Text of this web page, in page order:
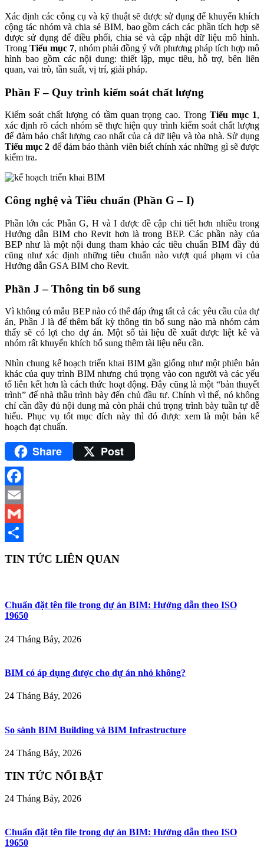
Xác định các công cụ và kỹ thuật sẽ được sử dụng để khuyến khích
cộng tác nhóm và chia sẻ BIM, bao gồm cách các phần tích hợp sẽ
được sử dụng để điều phối, chia sẻ và cập nhật dữ liệu mô hình.
Trong Tiểu mục 7, nhóm phải đồng ý với phương pháp tích hợp mô
hình bao gồm các nội dung: thiết lập, mục tiêu, hỗ trợ, bên liên
quan, vai trò, tần suất, vị trí, giải pháp.
Phần F – Quy trình kiểm soát chất lượng
Kiểm soát chất lượng có tầm quan trọng cao. TrongTiểu mục 1,
xác định rõ cách nhóm sẽ thực hiện quy trình kiểm soát chất lượng
để đảm bảo chất lượng cao nhất của cả dữ liệu và tòa nhà. Sử dụng
Tiểu mục 2 để đảm bảo thành viên biết chính xác những gì sẽ được
kiểm tra.
Công nghệ và Tiêu chuẩn (Phần G – I)
Phần lớn các Phần G, H và I được đề cập chi tiết hơn nhiều trong
Hướng dẫn BIM cho Revit hơn là trong BEP. Các phần này của
BEP như là một nội dung tham khảo các tiêu chuẩn BIM đầy đủ
cũng như xác định những tiêu chuẩn nào vượt quá phạm vi của
Hướng dẫn GSA BIM cho Revit.
Phần J – Thông tin bổ sung
Vì không có mẫu BEP nào có thể đáp ứng tất cả các yêu cầu của dự
án, Phần J là để thêm bất kỳ thông tin bổ sung nào mà nhóm cảm
thấy sẽ có lợi cho dự án. Một số tài liệu đề xuất được liệt kê và
nhóm rất khuyến khích bổ sung thêm tài liệu nếu cần.
Nhìn chung kế hoạch triển khai BIM gần giống như một phiên bản
khác của quy trình BIM nhưng chú trọng vào con người và các yếu
tố liên kết hơn là cách thức hoạt động. Đây cũng là một “bản thuyết
trình” để nhà thầu trình bày đến chủ đầu tư. Chính vì thế, nó không
chỉ cần đầy đủ nội dung mà còn phải chú trọng trình bày tuần tự dễ
hiểu. Phục vụ tốt mục đích này thì đó được xem là một bản kế
hoạch đạt chuẩn.
Share Post
Facebook
Email
Gmail
TIN TỨC LIÊN QUAN
Chuẩn đặt tên file trong dự án BIM: Hướng dẫn theo ISO
19650
24 Tháng Bảy, 2026
BIM có áp dụng được cho dự án nhỏ không?
24 Tháng Bảy, 2026
So sánh BIM Building và BIM Infrastructure
24 Tháng Bảy, 2026
TIN TỨC NỔI BẬT
24 Tháng Bảy, 2026
Chuẩn đặt tên file trong dự án BIM: Hướng dẫn theo ISO
19650